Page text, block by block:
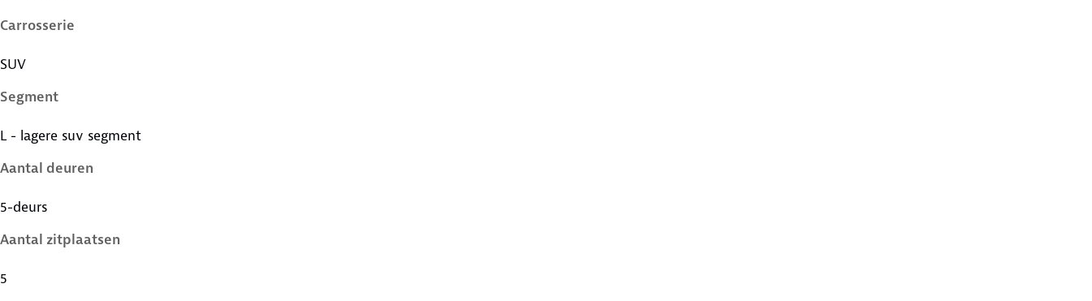
Carrosserie
SUV
Segment
L - lagere suv segment
Aantal deuren
5-deurs
Aantal zitplaatsen
5